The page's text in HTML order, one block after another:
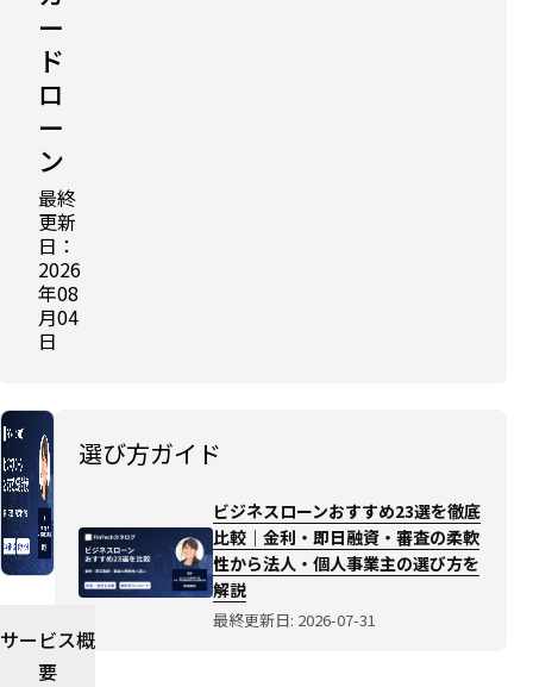
ー
ド
ロ
ー
ン
最終
更新
日：
2026
年08
月04
日
ロー
すす
め
23
利・
資・
審査
の柔
から
サービス概
要
選び方ガイド
ビジネスローンおすすめ23選を徹底
比較｜金利・即日融資・審査の柔軟
性から法人・個人事業主の選び方を
解説
最終更新日: 2026-07-31